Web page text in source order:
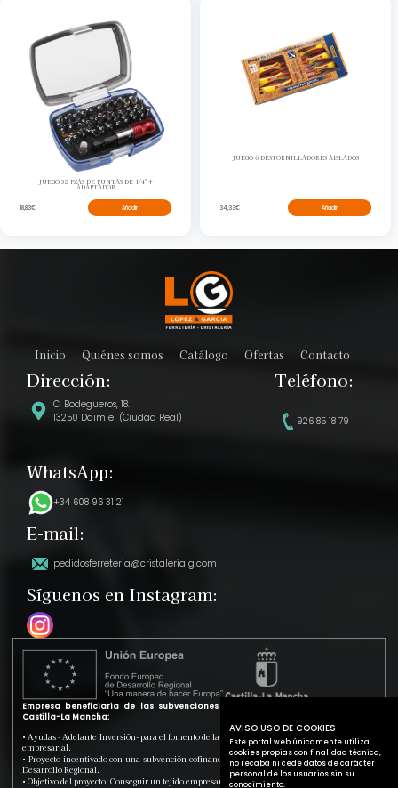
JUEGO 32 PZAS DE PUNTAS DE 1/4" +
ADAPTADOR
18,83€ Añadir
JUEGO 6 DESTORNILLADORES AISLADOS
34,33€ Añadir
Inicio Quiénes somos Catálogo Ofertas Contacto
Dirección:
C. Bodegueros, 18.
13250 Daimiel (Ciudad Real)
Teléfono:
926 85 18 79
WhatsApp:
+34 608 96 31 21
E-mail:
pedidosferreteria@cristalerialg.com
Síguenos en Instagram:
Empresa beneficiaria de las subvenciones de la Junta de Comunidades de
Castilla-La Mancha:
• Ayudas - Adelante Inversión- para el fomento de la inversión y la mejora de la productividad
empresarial.
• Proyecto incentivado con una subvención cofinanciada en un 80% por el Fondo Europeo de
Desarrollo Regional.
• Objetivo del proyecto: Conseguir un tejido empresarial más competitivo.
AVISO USO DE COOKIES
Este portal web únicamente utiliza
cookies propias con finalidad técnica,
no recaba ni cede datos de carácter
personal de los usuarios sin su
conocimiento.